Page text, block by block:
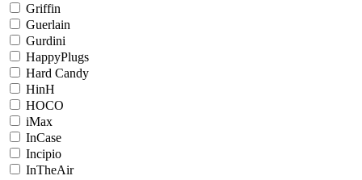
Griffin
Guerlain
Gurdini
HappyPlugs
Hard Candy
HinH
HOCO
iMax
InCase
Incipio
InTheAir